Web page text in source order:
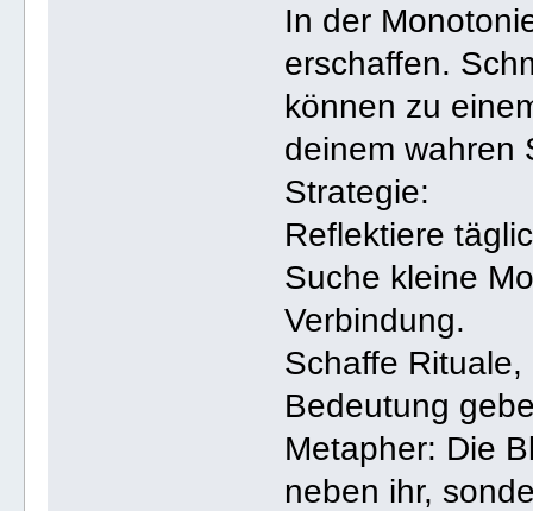
In der
erschaffen.
können zu
deinem wahren
Strategie:
Reflektiere
Suche kleine
Verbindung.
Schaffe
Bedeutung
Metapher: Die
neben ihr,